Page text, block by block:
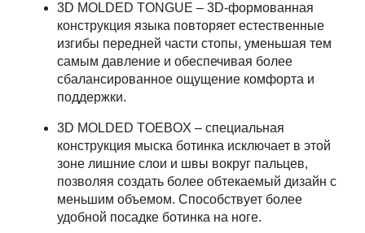
3D MOLDED TONGUE – 3D-формованная
конструкция языка повторяет естественные
изгибы передней части стопы, уменьшая тем
самым давление и обеспечивая более
сбалансированное ощущение комфорта и
поддержки.
3D MOLDED TOEBOX – специальная
конструкция мыска ботинка исключает в этой
зоне лишние слои и швы вокруг пальцев,
позволяя создать более обтекаемый дизайн с
меньшим объемом. Способствует более
удобной посадке ботинка на ноге.